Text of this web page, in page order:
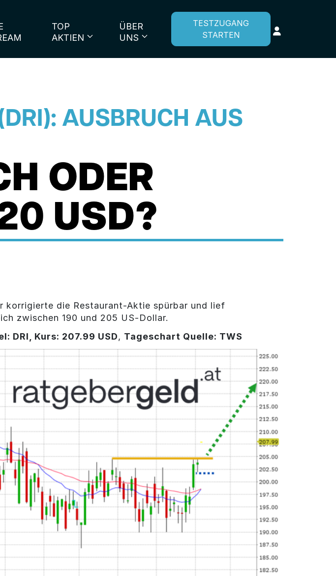
TOP
AKTIEN
ÜBER
UNS
TESTZUGANG
STARTEN
AUSBRUCH AUS
ODER
USD?
korrigierte die Restaurant-Aktie spürbar und lief
zwischen 190 und 205 US-Dollar.
DRI, Kurs: 207.99 USD, Tageschart Quelle: TWS